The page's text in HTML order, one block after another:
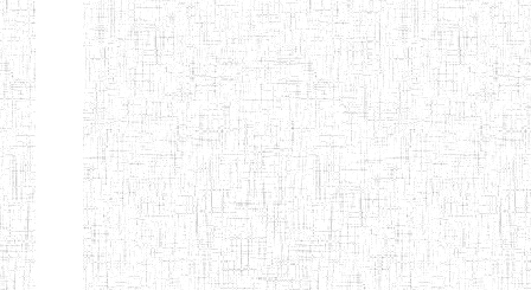
secondaire
technique
et
professionnel
ESTP
Etablissements